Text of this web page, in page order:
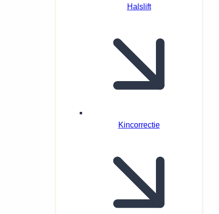
Halslift
Kincorrectie